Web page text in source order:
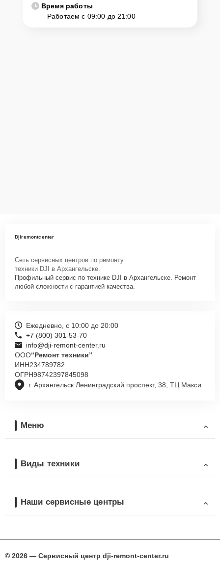
Время работы
Работаем с 09:00 до 21:00
Djiremontcenter
Сеть сервисных центров по ремонту
техники DJI в Архангельске.
Профильный сервис по технике DJI в Архангельске. Ремонт
любой сложности с гарантией качества.
г. Архангельск Ленинградский проспект, 38, ТЦ Макси
Ежедневно, с 10:00 до 20:00
+7 (800) 301-53-70
info@dji-remont-center.ru
ООО“Ремонт техники”
ИНН234789782
ОГРН98742397845098
Меню
Виды техники
Наши сервисные центры
© 2026 — Сервисный центр dji-remont-center.ru